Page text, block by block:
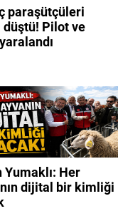
paraşütçüleri
düştü! Pilot ve
Yumaklı: Her
dijital bir kimliği